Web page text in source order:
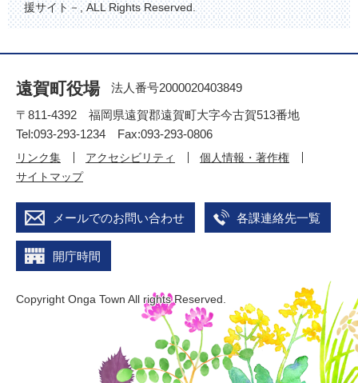
援サイト－, ALL Rights Reserved.
遠賀町役場
法人番号2000020403849
〒811-4392 福岡県遠賀郡遠賀町大字今古賀513番地
Tel:093-293-1234 Fax:093-293-0806
リンク集 アクセシビリティ
個人情報・著作権
サイトマップ
メールでのお問い合わせ 各課連絡先一覧
開庁時間
Copyright Onga Town All rights Reserved.